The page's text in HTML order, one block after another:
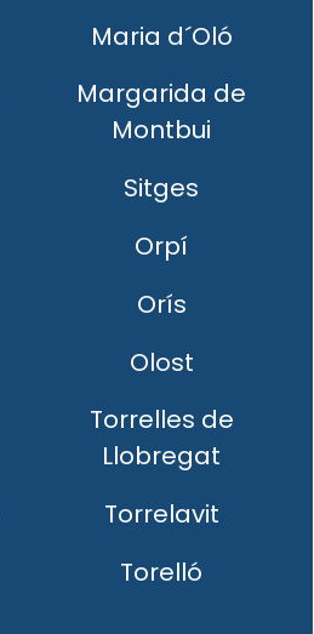
Maria d´Oló
Margarida de
Montbui
Sitges
Orpí
Orís
Olost
Torrelles de
Llobregat
Torrelavit
Torelló